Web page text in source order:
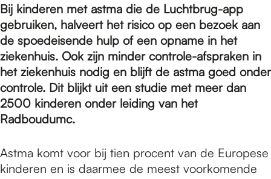
e
p
a
g
Bij kinderen met astma die de Luchtbrug-app
gebruiken, halveert het risico op een bezoek aan
de spoedeisende hulp of een opname in het
ziekenhuis. Ook zijn minder controle-afspraken in
het ziekenhuis nodig en blijft de astma goed onder
controle. Dit blijkt uit een studie met meer dan
2500 kinderen onder leiding van het
Radboudumc.
Astma komt voor bij tien procent van de Europese
kinderen en is daarmee de meest voorkomende